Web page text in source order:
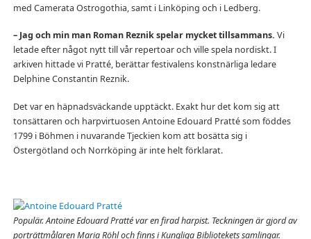
med Camerata Ostrogothia, samt i Linköping och i Ledberg.
– Jag och min man Roman Reznik spelar mycket tillsammans. Vi
letade efter något nytt till vår repertoar och ville spela nordiskt. I
arkiven hittade vi Pratté, berättar festivalens konstnärliga ledare
Delphine Constantin Reznik.
Det var en häpnadsväckande upptäckt. Exakt hur det kom sig att
tonsättaren och harpvirtuosen Antoine Edouard Pratté som föddes
1799 i Böhmen i nuvarande Tjeckien kom att bosätta sig i
Östergötland och Norrköping är inte helt förklarat.
Populär. Antoine Edouard Pratté var en firad harpist. Teckningen är gjord av
porträttmålaren Maria Röhl och finns i Kungliga Bibliotekets samlingar.